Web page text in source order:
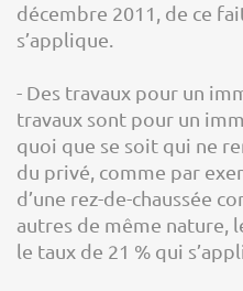
décembre 2011, de ce
s’applique.
- Des travaux pour un
travaux sont pour un
quoi que se soit qui ne
du privé, comme par
d’une rez-de-chaussée
autres de même nature,
le taux de 21 % qui